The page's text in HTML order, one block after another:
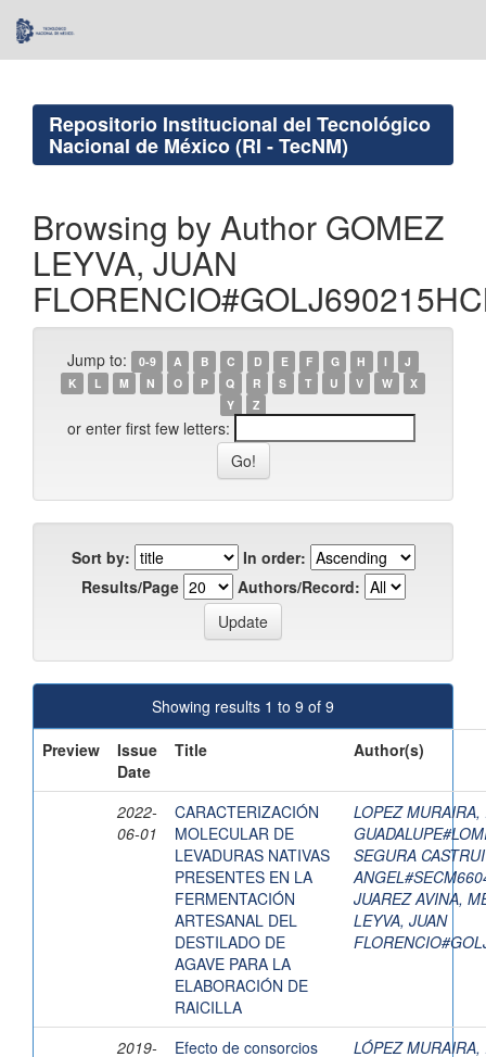
navigation
Repositorio Institucional del Tecnológico
Nacional de México (RI - TecNM)
Browsing by Author GOMEZ
LEYVA, JUAN
Jump to: 0-9 A B C D E F G H I
J
K
L M N O P Q R S T U V W
X
Y
Z
or enter first few letters:
Sort by:
In order:
Results/Page
Authors/Record:
Showing results 1 to 9 of 9
Preview
Issue
Date
Title Author(s)
2022-
06-01
CARACTERIZACIÓN
MOLECULAR DE
LEVADURAS NATIVAS
PRESENTES EN LA
FERMENTACIÓN
ARTESANAL DEL
DESTILADO DE
AGAVE PARA LA
ELABORACIÓN DE
RAICILLA
LOPEZ MURAIRA,
SEGURA
JUAREZ AVINA,
LEYVA, JUAN
2019-
Efecto de consorcios
LÓPEZ MURAIRA,